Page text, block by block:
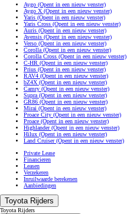
Aygo (Opent in een nieuw venster)
Aygo X (Opent in een nieuw venster)
Yaris (Opent in een nieuw venster)
Yaris Cross (Opent in een nieuw venster)
Auris (Opent in een nieuw venster)
Avensis (Opent in een nieuw venster)
Verso (Opent in een nieuw venster)
Corolla (Opent in een nieuw venster)
Corolla Cross (Opent in een nieuw venster)
C-HR (Opent in een nieuw venster)
Prius (Opent in een nieuw venster)
RAV4 (Opent in een nieuw venster)
bZ4X (Opent in een nieuw venster)
Camry (Opent in een nieuw venster)
Supra (Opent in een nieuw venster)
GR86 (Opent in een nieuw venster)
Mirai (Opent in een nieuw venster)
Proace City (Opent in een nieuw venster)
Proace (Opent in een nieuw venster)
Highlander(Opent in een nieuw venster)
Hilux (Opent in een nieuw venster)
Land Cruiser(Opent in een nieuw venster)
Private Lease
Financieren
Leasen
Verzekeren
Inruilwaarde berekenen
Aanbiedingen
Toyota Rijders
Toyota Rijders